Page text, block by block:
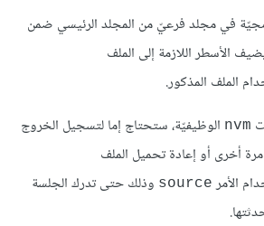
في مجلد فرعيّ من المجلد الرئيسي ضمن
الأسطر اللازمة إلى الملف
الملف المذكور.
nvm الوظيفيّة، ستحتاج إما لتسجيل الخروج
أخرى أو إعادة تحميل الملف
الأمر source وذلك حتى تدرك الجلسة